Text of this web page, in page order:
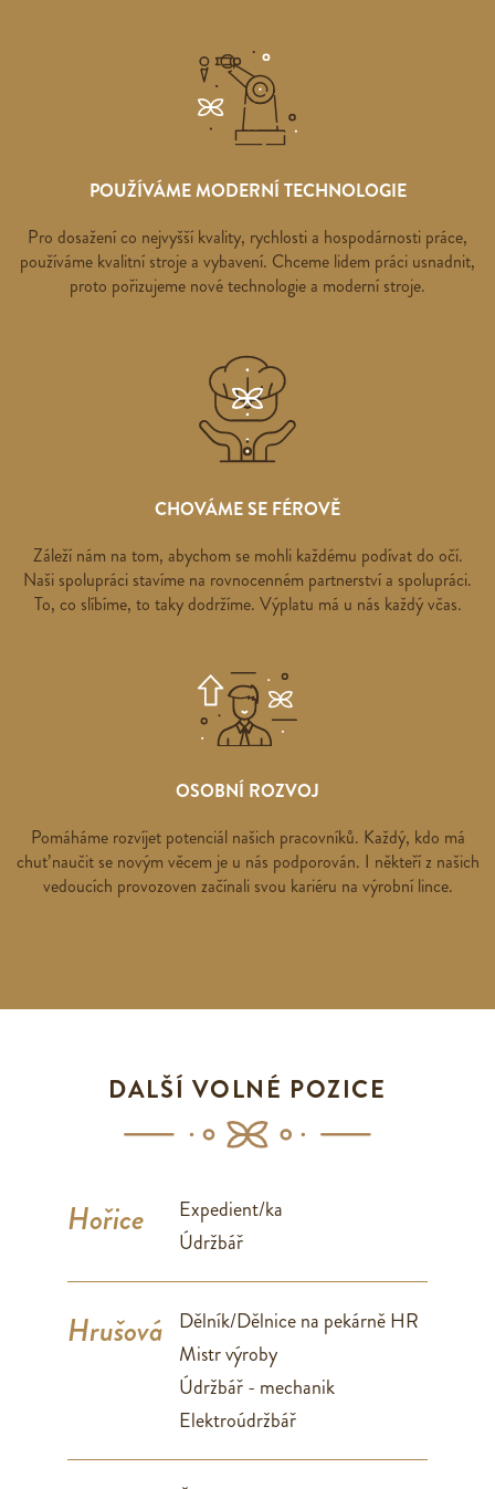
POUŽÍVÁME MODERNÍ TECHNOLOGIE
Pro dosažení co nejvyšší kvality, rychlosti a hospodárnosti práce,
používáme kvalitní stroje a vybavení. Chceme lidem práci usnadnit,
proto pořizujeme nové technologie a moderní stroje.
CHOVÁME SE FÉROVĚ
Záleží nám na tom, abychom se mohli každému podívat do očí.
Naši spolupráci stavíme na rovnocenném partnerství a spolupráci.
To, co slíbíme, to taky dodržíme. Výplatu má u nás každý včas.
OSOBNÍ ROZVOJ
Pomáháme rozvíjet potenciál našich pracovníků. Každý, kdo má
chuť naučit se novým věcem je u nás podporován. I někteří z našich
vedoucích provozoven začínali svou kariéru na výrobní lince.
DALŠÍ VOLNÉ POZICE
Hořice
Expedient/ka
Údržbář
Hrušová
Dělník/Dělnice na pekárně HR
Mistr výroby
Údržbář - mechanik
Elektroúdržbář